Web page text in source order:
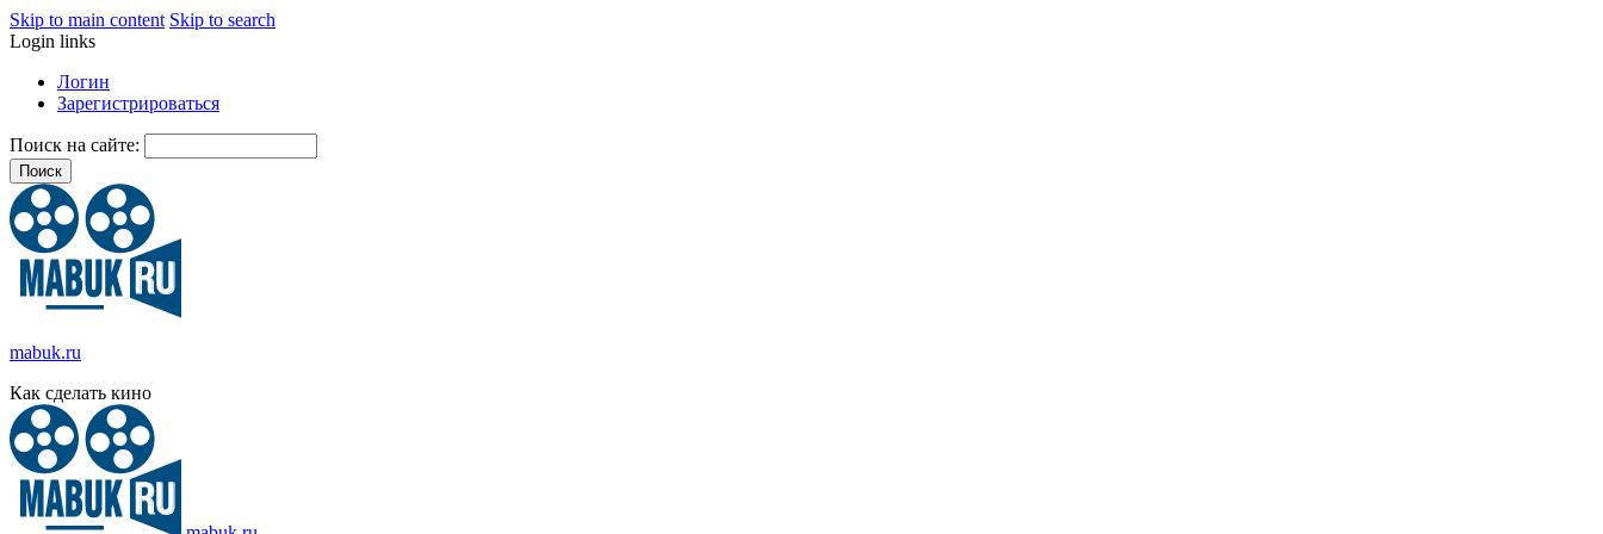
Skip to main content Skip to search
Login links
Логин
Зарегистрироваться
Поиск на сайте:
mabuk.ru
Как сделать кино